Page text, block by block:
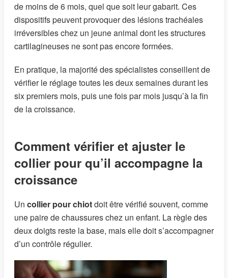
de moins de 6 mois, quel que soit leur gabarit. Ces
dispositifs peuvent provoquer des lésions trachéales
irréversibles chez un jeune animal dont les structures
cartilagineuses ne sont pas encore formées.
En pratique, la majorité des spécialistes conseillent de
vérifier le réglage toutes les deux semaines durant les
six premiers mois, puis une fois par mois jusqu’à la fin
de la croissance.
Comment vérifier et ajuster le
collier pour qu’il accompagne la
croissance
Un collier pour chiotdoit être vérifié souvent, comme
une paire de chaussures chez un enfant. La règle des
deux doigts reste la base, mais elle doit s’accompagner
d’un contrôle régulier.